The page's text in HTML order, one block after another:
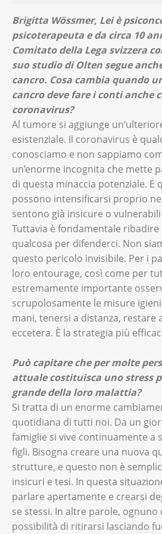
Brigitta Wössmer, Lei è
psicoterapeuta e da circa 10
Comitato della Lega svizzera
suo studio di Olten segue
cancro. Cosa cambia quando
cancro deve fare i conti anche
coronavirus?
Al tumore si aggiunge
esistenziale. Il coronavirus è
conosciamo e non sappiamo
un’enorme incognita che mette
di questa minaccia potenziale. E
possono intensificarsi proprio
sentono già insicure o
Tuttavia è fondamentale ribadire
qualcosa per difenderci. Non
questo pericolo invisibile. Per i
loro entourage, così come per
estremamente importante
scrupolosamente le misure
mani, tenersi a distanza, restare
eccetera. È la strategia più
Può capitare che per molte
attuale costituisca uno stress
grande della loro malattia?
Si tratta di un enorme
quotidiana di tutti noi. Da un
famiglie si vive continuamente
figli. Bisogna creare una nuova
strutture, e questo non è
insicuri e tesi. In questa
parlare apertamente e crearsi
se stessi. In altre parole, ognuno
possibilità di ritirarsi lasciando